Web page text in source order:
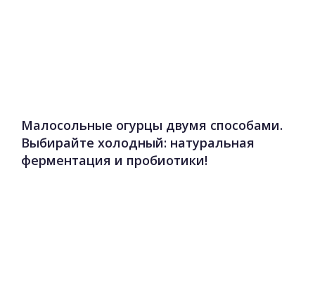
Малосольные огурцы двумя способами.
Выбирайте холодный: натуральная
ферментация и пробиотики!